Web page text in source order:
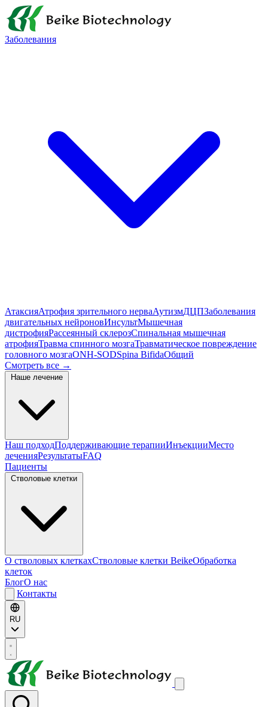
Заболевания
АтаксияАтрофия зрительного нерваАутизмДЦПЗаболевания
двигательных нейроновИнсультМышечная
дистрофияРассеянный склерозСпинальная мышечная
атрофияТравма спинного мозгаТравматическое повреждение
головного мозгаONH-SODSpina BifidaОбщий
Смотреть все →
Наш подходПоддерживающие терапииИнъекцииМесто
леченияРезультатыFAQ
Пациенты
О стволовых клеткахСтволовые клетки BeikeОбработка
клеток
БлогО нас
Контакты
RU